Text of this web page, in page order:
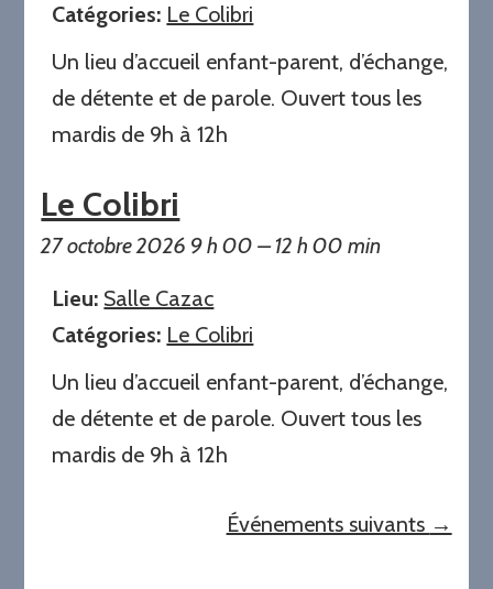
Catégories: Le Colibri
Un lieu d’accueil enfant-parent, d’échange,
de détente et de parole. Ouvert tous les
mardis de 9h à 12h
Le Colibri
27 octobre 2026 9 h 00 –12 h 00 min
Lieu: Salle Cazac
Catégories: Le Colibri
Un lieu d’accueil enfant-parent, d’échange,
de détente et de parole. Ouvert tous les
mardis de 9h à 12h
Événements suivants →